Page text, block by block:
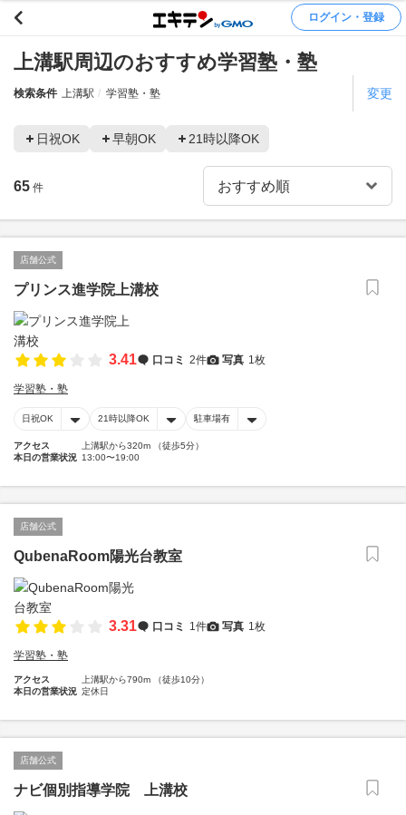
ログイン・登録
上溝駅周辺のおすすめ学習塾・塾
検索条件 上溝駅 学習塾・塾 変更
日祝OK 早朝OK 21時以降OK
65 件
店舗公式
プリンス進学院上溝校
3.41 口コミ 2件 写真 1枚
学習塾・塾
日祝OK 21時以降OK 駐車場有
アクセス
上溝駅から320m （徒歩5分）
本日の営業状況 13:00〜19:00
店舗公式
QubenaRoom陽光台教室
3.31 口コミ 1件 写真 1枚
学習塾・塾
アクセス
上溝駅から790m （徒歩10分）
本日の営業状況 定休日
店舗公式
ナビ個別指導学院 上溝校